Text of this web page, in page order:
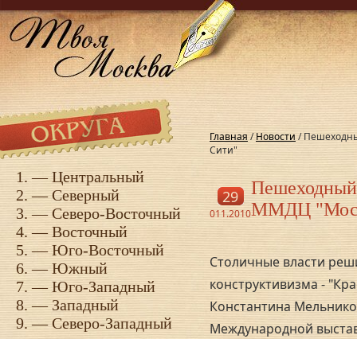
1. —Центральный
2. —Северный
3. —Северо-Восточный
4. —Восточный
5. —Юго-Восточный
6. —Южный
7. —Юго-Западный
8. —Западный
9. —Северо-Западный
Главная /Новости /
Сити"
29
011.2010ММДЦ
Столичные власти
конструктивизма -
Константина
Международной